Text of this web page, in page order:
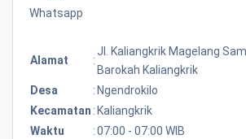
Whatsapp
Alamat :
Jl. Kaliangkrik Magelang
Barokah Kaliangkrik
Desa
: Ngendrokilo
Kecamatan : Kaliangkrik
Waktu
:07:00 - 07:00 WIB